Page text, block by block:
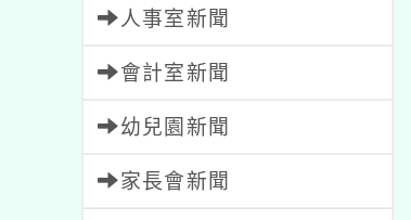
人事室新聞
會計室新聞
幼兒園新聞
家長會新聞